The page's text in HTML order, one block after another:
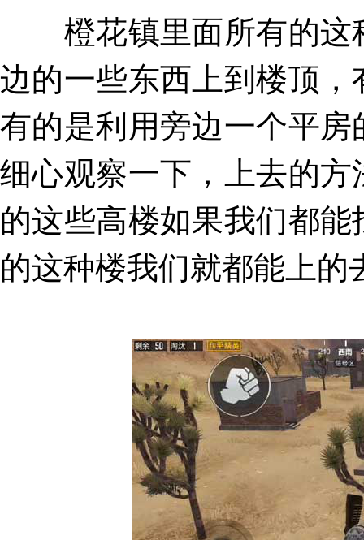
橙花镇里面所有的这
边的一些东西上到楼顶
有的是利用旁边一个平
细心观察一下，上去的
的这些高楼如果我们都
的这种楼我们就都能上的